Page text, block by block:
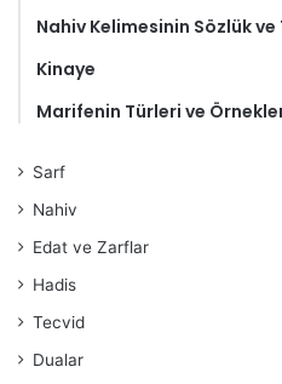
Nahiv Kelimesinin Sözlük ve
Kinaye
Marifenin Türleri ve
Sarf
Nahiv
Edat ve Zarflar
Hadis
Tecvid
Dualar